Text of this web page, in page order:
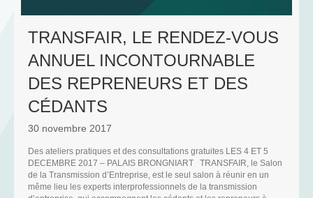
TRANSFAIR, LE RENDEZ-VOUS
ANNUEL INCONTOURNABLE
DES REPRENEURS ET DES
CÉDANTS
30 novembre 2017
Des ateliers pratiques et des consultations gratuites LES 4 ET 5
DECEMBRE 2017 – PALAIS BRONGNIART TRANSFAIR, le Salon
de la Transmission d’Entreprise, est le seul salon à réunir en un
même lieu les experts interprofessionnels de la transmission